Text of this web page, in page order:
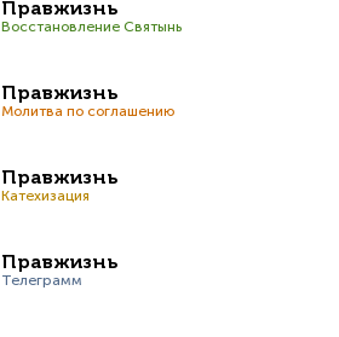
Правжизнь
Восстановление Святынь
Правжизнь
Молитва по соглашению
Правжизнь
Катехизация
Правжизнь
Телеграмм